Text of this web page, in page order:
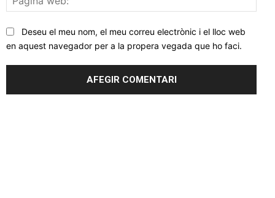
web:
Deseu el meu nom, el meu correu electrònic i el lloc web
en aquest navegador per a la propera vegada que ho faci.